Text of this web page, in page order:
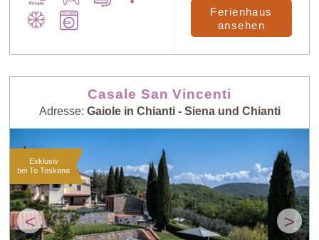
Ferienhaus
ansehen
Casale San Vincenti
Adresse: Gaiole in Chianti - Siena und Chianti
< >
Exklusiv
bei To Toskana